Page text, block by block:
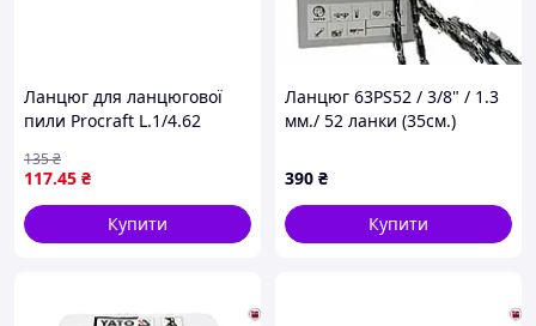
Ланцюг для ланцюгової
пили Procraft L.1/4.62
117.45 ₴
135₴
Купити
Ланцюг 63PS52 / 3/8" / 1.3
мм./ 52 ланки (35см.)
390 ₴
Купити